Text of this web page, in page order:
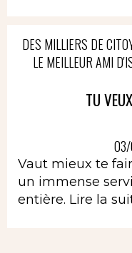
DES MILLIERS DE
LE MEILLEUR AMI
TU
Vaut mieux te
un immense
entière. Lire la